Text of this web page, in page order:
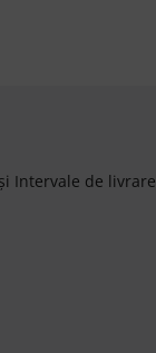
Intervale de livrare